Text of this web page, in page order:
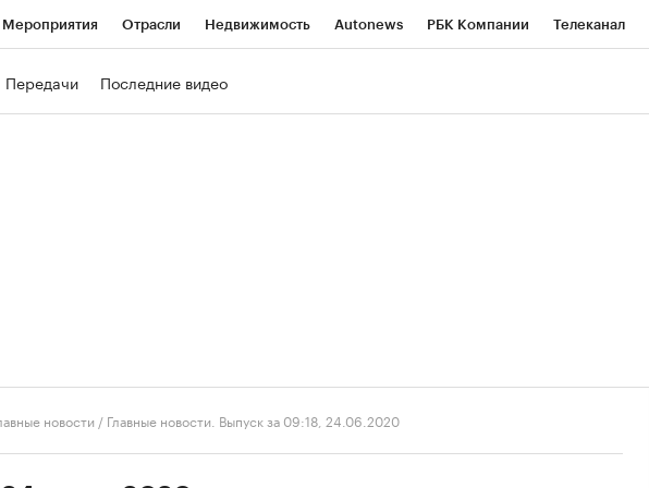
Мероприятия Отрасли Недвижимость Autonews РБК Компании Телеканал
Передачи Последние видео
новости / Главные новости. Выпуск за 09:18, 24.06.2020